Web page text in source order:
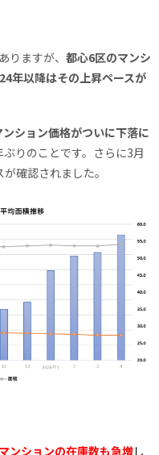
りますが、 都心6区のマンシ
年以降はその上昇ペースが
ション価格がついに下落に
りのことです。さらに3月
確認されました。
ンションの在庫数も急増し